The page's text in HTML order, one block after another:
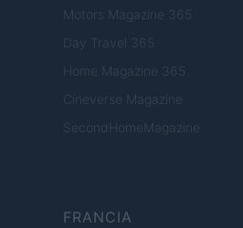
Motors Magazine 365
Day Travel 365
Home Magazine 365
Cineverse Magazine
SecondHomeMagazine
FRANCIA